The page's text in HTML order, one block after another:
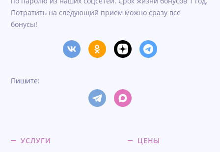
Потратить на следующий прием можно сразу все
бонусы!
Пишите:
УСЛУГИ
ЦЕНЫ